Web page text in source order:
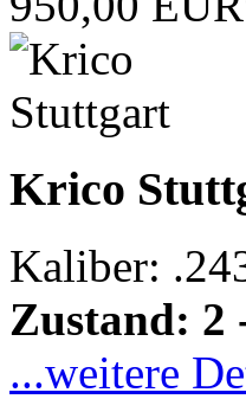
Krico
Kaliber:
Zustand: 2
...weitere